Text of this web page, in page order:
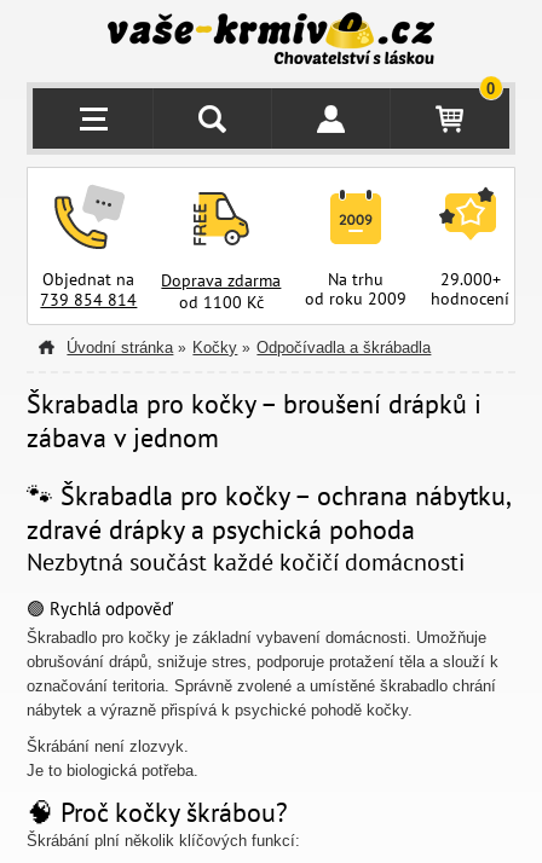
0
Objednat na
739 854 814
Doprava zdarma
od 1100 Kč
Na trhu
od roku 2009
29.000+
hodnocení
Úvodní stránka » Kočky » Odpočívadla a škrábadla
Škrabadla pro kočky – broušení drápků i
zábava v jednom
🐾 Škrabadla pro kočky – ochrana nábytku,
zdravé drápky a psychická pohoda
Nezbytná součást každé kočičí domácnosti
🟢 Rychlá odpověď
Škrabadlo pro kočky je základní vybavení domácnosti. Umožňuje
obrušování drápů, snižuje stres, podporuje protažení těla a slouží k
označování teritoria. Správně zvolené a umístěné škrabadlo chrání
nábytek a výrazně přispívá k psychické pohodě kočky.
Škrábání není zlozvyk.
Je to biologická potřeba.
🧠 Proč kočky škrábou?
Škrábání plní několik klíčových funkcí: